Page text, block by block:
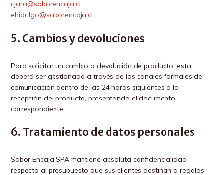
cjara@saborencaja.cl
ehidalgo@saborencaja.cl
5. Cambios y devoluciones
Para solicitar un cambio o devolución de producto, esta
deberá ser gestionada a través de los canales formales de
comunicación dentro de las 24 horas siguientes a la
recepción del producto, presentando el documento
correspondiente.
6. Tratamiento de datos personales
Sabor Encaja SPA mantiene absoluta confidencialidad
respecto al presupuesto que sus clientes destinan a regalos